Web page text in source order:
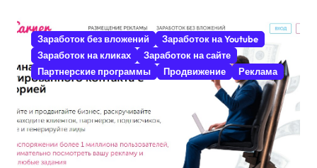
Заработок без вложений
Заработок на Youtube
Заработок на кликах
Заработок на сайте
Партнерские программы
Продвижение Реклама